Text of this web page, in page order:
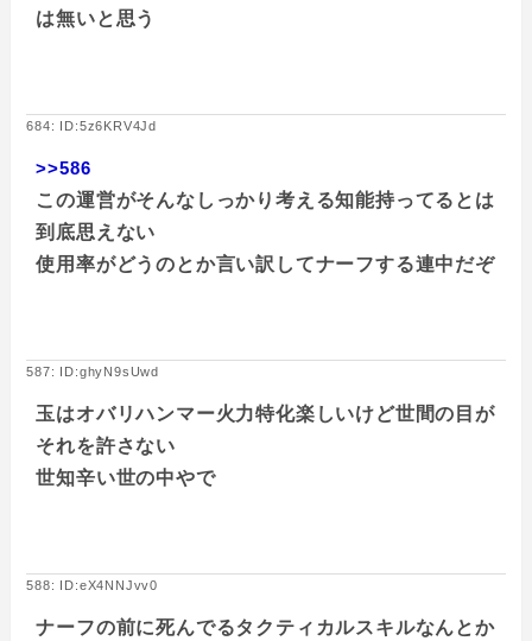
は無いと思う
684: ID:5z6KRV4Jd
>>586
この運営がそんなしっかり考える知能持ってるとは
到底思えない
使用率がどうのとか言い訳してナーフする連中だぞ
587: ID:ghyN9sUwd
玉はオバリハンマー火力特化楽しいけど世間の目が
それを許さない
世知辛い世の中やで
588: ID:eX4NNJvv0
ナーフの前に死んでるタクティカルスキルなんとか